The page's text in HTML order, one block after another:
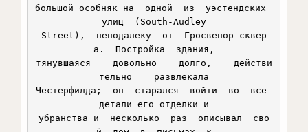
большой особняк на  одной  из  уэстендских
улиц  (South-Audley
Street),  неподалеку  от  Гросвенор-сквер
а.  Постройка  здания,
тянувшаяся    довольно    долго,    действи
тельно    развлекала
Честерфилда;  он  старался  войти  во  все
детали его отделки и
убранства и  несколько  раз  описывал  сво